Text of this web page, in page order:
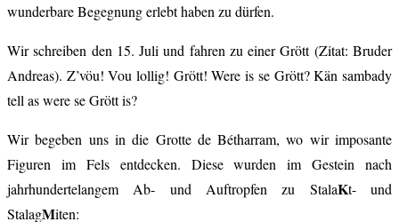
wunderbare Begegnung erlebt haben zu dürfen.
Wir schreiben den 15. Juli und fahren zu einer Grött (Zitat: Bruder
Andreas). Z’vöu! Vou lollig! Grött! Were is se Grött? Kän sambady
tell as were se Grött is?
Wir begeben uns in die Grotte de Bétharram, wo wir imposante
Figuren im Fels entdecken. Diese wurden im Gestein nach
jahrhundertelangem Ab- und Auftropfen zu StalaKt- und
StalagMiten: